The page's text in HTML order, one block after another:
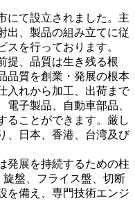
にて設立されました。主
出、製品の組み立てに従
を行っております。
提、品質は生き残る根
品質を創業・発展の根本
入れから加工、出荷まで
子製品、自動車部品、
ることができます。厳し
、日本、香港、台湾及び
発展を持続するための柱
盤、フライス盤、切断
を備え、専門技術エンジ